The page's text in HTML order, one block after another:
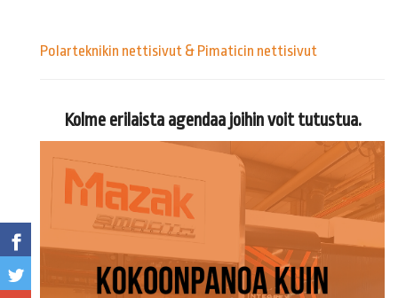
Polarteknikin nettisivut ​​​​​​​ & Pimaticin nettisivut
Kolme erilaista agendaa joihin voit tutustua.